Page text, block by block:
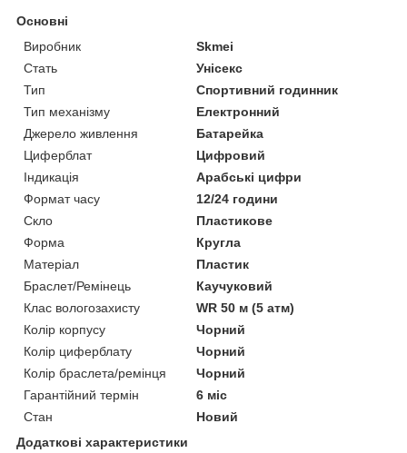
Основні
Виробник
Skmei
Стать
Унісекс
Тип
Спортивний годинник
Тип механізму
Електронний
Джерело живлення
Батарейка
Циферблат
Цифровий
Індикація
Арабські цифри
Формат часу
12/24 години
Скло
Пластикове
Форма
Кругла
Матеріал
Пластик
Браслет/Ремінець
Каучуковий
Клас вологозахисту
WR 50 м (5 атм)
Колір корпусу
Чорний
Колір циферблату
Чорний
Колір браслета/ремінця
Чорний
Гарантійний термін
6 міс
Стан
Новий
Додаткові характеристики